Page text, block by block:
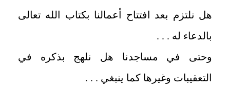
هل نلتزم بعد افتتاح أعمالنا بكتاب الله تعالى
بالدعاء له . . .
وحتى في مساجدنا هل نلهج بذكره في
التعقيبات وغيرها كما ينبغي . . .